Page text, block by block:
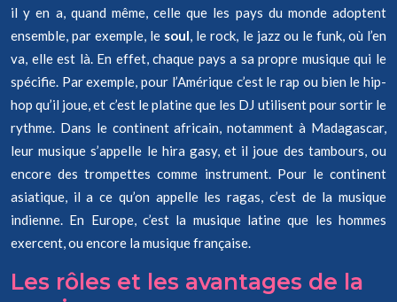
il y en a, quand même, celle que les pays du monde adoptent
ensemble, par exemple, le soul, le rock, le jazz ou le funk, où l’en
va, elle est là. En effet, chaque pays a sa propre musique qui le
spécifie. Par exemple, pour l’Amérique c’est le rap ou bien le hip-
hop qu’il joue, et c’est le platine que les DJ utilisent pour sortir le
rythme. Dans le continent africain, notamment à Madagascar,
leur musique s’appelle le hira gasy, et il joue des tambours, ou
encore des trompettes comme instrument. Pour le continent
asiatique, il a ce qu’on appelle les ragas, c’est de la musique
indienne. En Europe, c’est la musique latine que les hommes
exercent, ou encore la musique française.
Les rôles et les avantages de la